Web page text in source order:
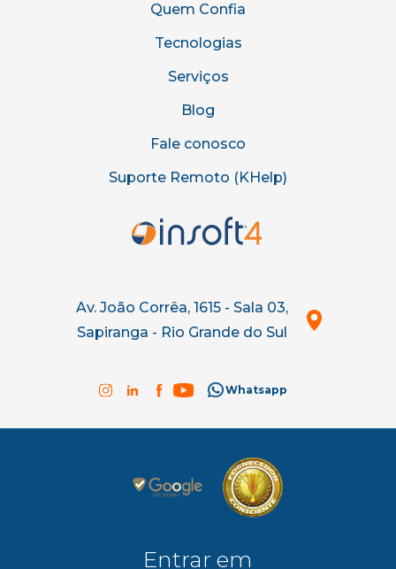
Quem Confia
Tecnologias
Serviços
Blog
Fale conosco
Suporte Remoto (KHelp)
Av. João Corrêa, 1615 - Sala 03,
Sapiranga - Rio Grande do Sul
Whatsapp
Entrar em